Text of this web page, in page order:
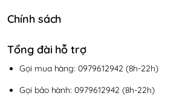
Chính sách
Tổng đài hỗ trợ
Gọi mua hàng: 0979612942 (8h-22h)
Gọi bảo hành: 0979612942 (8h-22h)